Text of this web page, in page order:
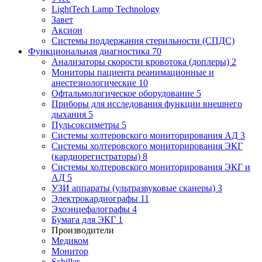
LightTech Lamp Technology
Завет
Аксион
Системы поддержания стерильности (СПДС)
Функциональная диагностика 70
Анализаторы скорости кровотока (доплеры) 2
Мониторы пациента реанимационные и
анестезиологические 10
Офтальмологическое оборудование 5
Приборы для исследования функции внешнего
дыхания 5
Пульсоксиметры 5
Системы холтеровского мониторирования АД 3
Системы холтеровского мониторирования ЭКГ
(кардиорегистраторы) 8
Системы холтеровского мониторирования ЭКГ и
АД 5
УЗИ аппараты (ультразвуковые сканеры) 3
Электрокардиографы 11
Эхоэнцефалографы 4
Бумага для ЭКГ 1
Производители
Медиком
Монитор